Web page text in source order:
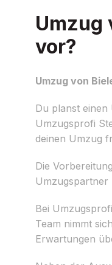
Umzug
vor?
Umzug von
Du planst einen
Umzugsprofi
deinen Umzug
Die
Umzugspartner
Bei
Team nimmt
Erwartungen